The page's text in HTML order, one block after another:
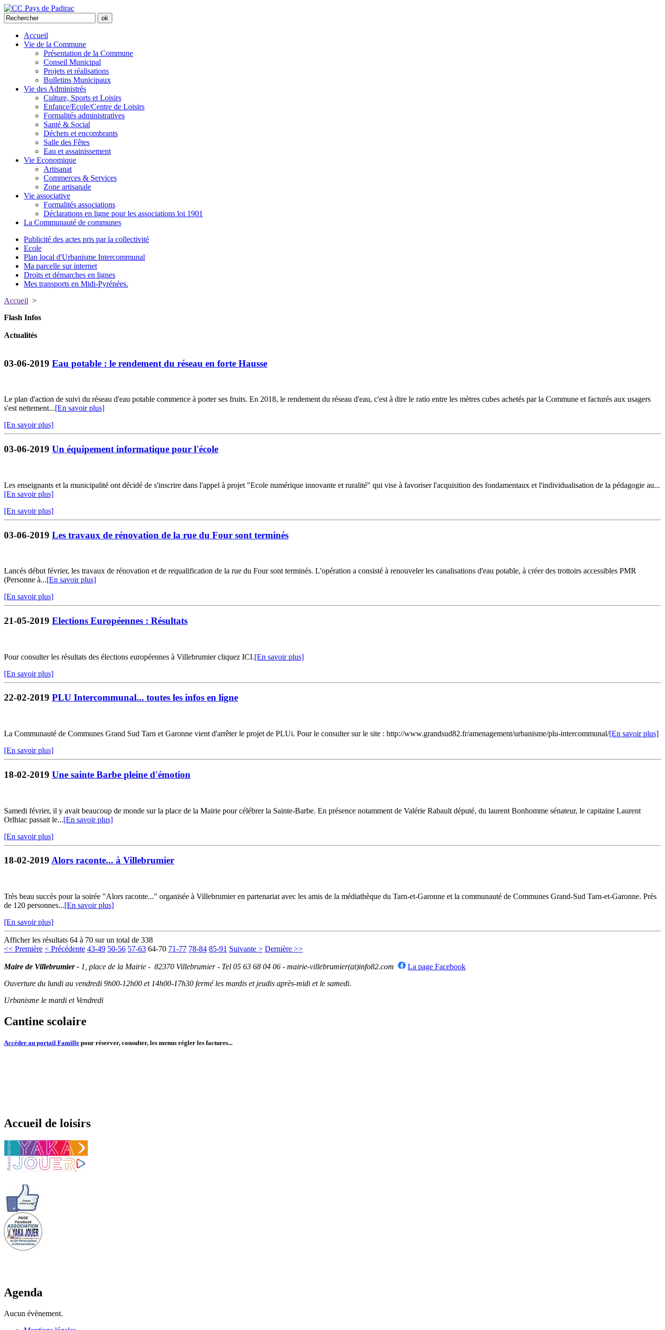
Accueil
Vie de la Commune
Présentation de la Commune
Conseil Municipal
Projets et réalisations
Bulletins Municipaux
Vie des Administrés
Culture, Sports et Loisirs
Enfance/Ecole/Centre de Loisirs
Formalités administratives
Santé & Social
Déchets et encombrants
Salle des Fêtes
Eau et assainissement
Vie Economique
Artisanat
Commerces & Services
Zone artisanale
Vie associative
Formalités associations
Déclarations en ligne pour les associations loi 1901
La Communauté de communes
Publicité des actes pris par la collectivité
Ecole
Plan local d'Urbanisme Intercommunal
Ma parcelle sur internet
Droits et démarches en lignes
Mes transports en Midi-Pyrénées.
Accueil >
Flash Infos
Actualités
03-06-2019 Eau potable : le rendement du réseau en forte Hausse
Le plan d'action de suivi du réseau d'eau potable commence à porter ses fruits. En 2018, le rendement du réseau d'eau, c'est à dire le ratio entre les mètres cubes achetés par la Commune et facturés aux usagers
s'est nettement...[En savoir plus]
[En savoir plus]
03-06-2019 Un équipement informatique pour l'école
Les enseignants et la municipalité ont décidé de s'inscrire dans l'appel à projet "Ecole numérique innovante et ruralité" qui vise à favoriser l'acquisition des fondamentaux et l'individualisation de la pédagogie au...
[En savoir plus]
[En savoir plus]
03-06-2019 Les travaux de rénovation de la rue du Four sont terminés
Lancés début février, les travaux de rénovation et de requalification de la rue du Four sont terminés. L'opération a consisté à renouveler les canalisations d'eau potable, à créer des trottoirs accessibles PMR
(Personne à...[En savoir plus]
[En savoir plus]
21-05-2019 Elections Européennes : Résultats
Pour consulter les résultats des élections européennes à Villebrumier cliquez ICI.[En savoir plus]
[En savoir plus]
22-02-2019 PLU Intercommunal... toutes les infos en ligne
La Communauté de Communes Grand Sud Tarn et Garonne vient d'arrêter le projet de PLUi. Pour le consulter sur le site : http://www.grandsud82.fr/amenagement/urbanisme/plu-intercommunal/[En savoir plus]
[En savoir plus]
18-02-2019 Une sainte Barbe pleine d'émotion
Samedi février, il y avait beaucoup de monde sur la place de la Mairie pour célébrer la Sainte-Barbe. En présence notamment de Valérie Rabault député, du laurent Bonhomme sénateur, le capitaine Laurent
Orlhiac passait le...[En savoir plus]
[En savoir plus]
18-02-2019 Alors raconte... à Villebrumier
Très beau succès pour la soirée "Alors raconte..." organisée à Villebrumier en partenariat avec les amis de la médiathèque du Tarn-et-Garonne et la communauté de Communes Grand-Sud Tarn-et-Garonne. Près
de 120 personnes...[En savoir plus]
[En savoir plus]
Afficher les résultats 64 à 70 sur un total de 338
<< Première < Précédente 43-49 50-56 57-63 64-70 71-77 78-84 85-91 Suivante > Dernière >>
Maire de Villebrumier - 1, place de la Mairie - 82370 Villebrumier - Tel 05 63 68 04 06 - mairie-villebrumier(at)info82.com
La page Facebook
Ouverture du lundi au vendredi 9h00-12h00 et 14h00-17h30 fermé les mardis et jeudis après-midi et le samedi.
Urbanisme le mardi et Vendredi
Cantine scolaire
Accéder au portail Famille pour réserver, consulter, les menus régler les factures...
Accueil de loisirs
Agenda
Aucun évènement.